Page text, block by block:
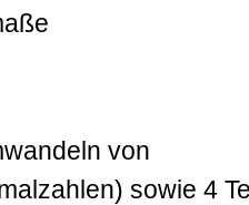
von
sowie 4